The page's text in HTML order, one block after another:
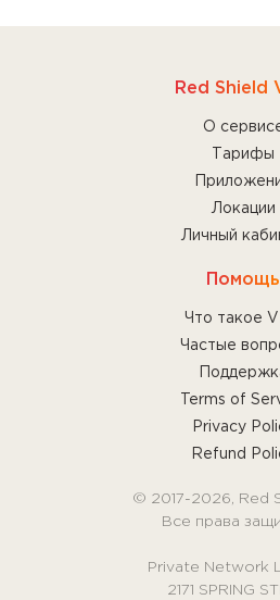
Red Shield
О
Тарифы
Локации
Личный
Помощь
Что такое
Частые
Terms of
Privacy
Refund
© 2017-2026, Red
Все права
Private Network
2171 SPRING